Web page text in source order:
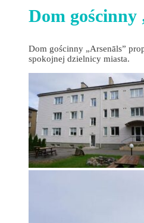
Dom gościnny
Dom gościnny „Arsenāls”
spokojnej dzielnicy miasta.